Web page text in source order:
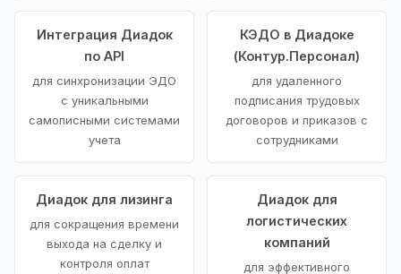
Интеграция Диадок
по API
для синхронизации ЭДО
с уникальными
самописными системами
учета
КЭДО в Диадоке
(Контур.Персонал)
для удаленного
подписания трудовых
договоров и приказов с
сотрудниками
Диадок для лизинга
для сокращения времени
выхода на сделку и
контроля оплат
Диадок для
логистических
компаний
для эффективного